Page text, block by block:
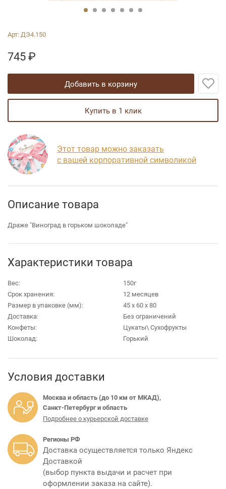
Арт:ДЭ4.150
745₽
добавить в корзину
купить в 1 клик
Этот товар можно заказать
с вашей корпоративной символикой
Описание товара
Драже "Виноград в горьком шоколаде"
Характеристики товара
Вес:
150г
Срок хранения:
12 месяцев
Размер в упаковке (мм):
45 х 60 х 80
Доставка:
Без ограничений
Конфеты:
Цукаты\ Сухофрукты
Шоколад:
Горький
Условия доставки
Москва и область (до 10 км от МКАД),
Санкт-Петербург и область
Подробнее о курьерской доставке
Регионы РФ
Доставка осуществляется только Яндекс
Доставкой
(выбор пункта выдачи и расчет при
оформлении заказа на сайте).